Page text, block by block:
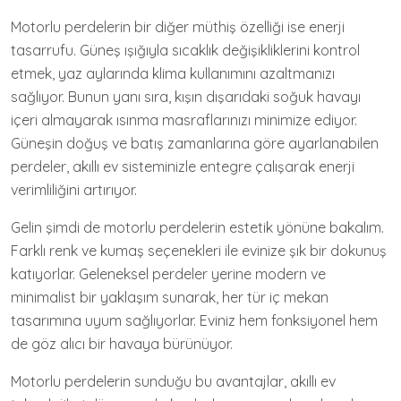
Motorlu perdelerin bir diğer müthiş özelliği ise enerji
tasarrufu. Güneş ışığıyla sıcaklık değişikliklerini kontrol
etmek, yaz aylarında klima kullanımını azaltmanızı
sağlıyor. Bunun yanı sıra, kışın dışarıdaki soğuk havayı
içeri almayarak ısınma masraflarınızı minimize ediyor.
Güneşin doğuş ve batış zamanlarına göre ayarlanabilen
perdeler, akıllı ev sisteminizle entegre çalışarak enerji
verimliliğini artırıyor.
Gelin şimdi de motorlu perdelerin estetik yönüne bakalım.
Farklı renk ve kumaş seçenekleri ile evinize şık bir dokunuş
katıyorlar. Geleneksel perdeler yerine modern ve
minimalist bir yaklaşım sunarak, her tür iç mekan
tasarımına uyum sağlıyorlar. Eviniz hem fonksiyonel hem
de göz alıcı bir havaya bürünüyor.
Motorlu perdelerin sunduğu bu avantajlar, akıllı ev